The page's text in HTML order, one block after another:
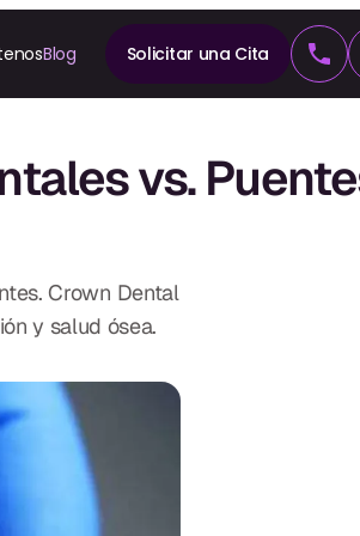
Blog Solicitar una Cita
vs.
Crown Dental
y salud ósea.